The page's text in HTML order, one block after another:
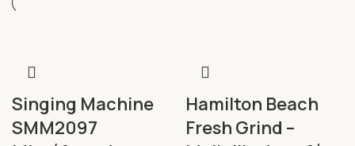
Singing Machine
SMM2097
Hamilton Beach
Fresh Grind –